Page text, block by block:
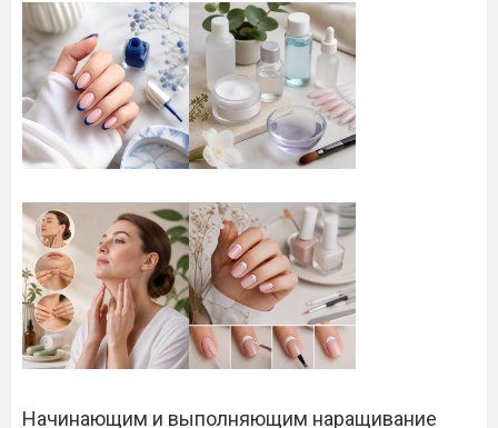
Начинающим и выполняющим наращивание